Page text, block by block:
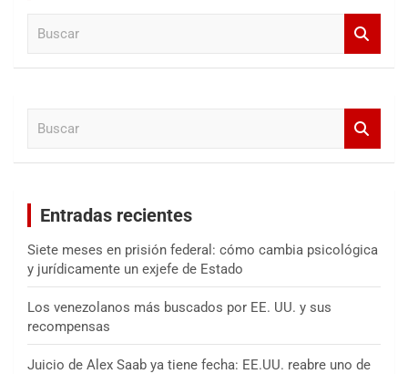
Entradas recientes
Siete meses en prisión federal: cómo cambia psicológica
y jurídicamente un exjefe de Estado
Los venezolanos más buscados por EE. UU. y sus
recompensas
Juicio de Alex Saab ya tiene fecha: EE.UU. reabre uno de